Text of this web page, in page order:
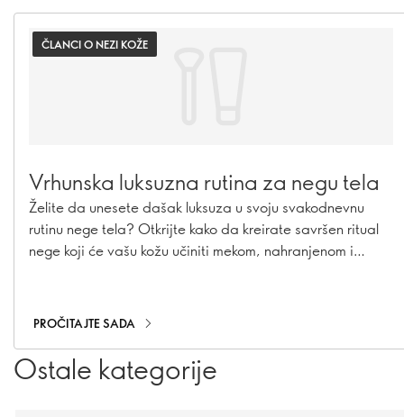
ČLANCI O NEZI KOŽE
Vrhunska luksuzna rutina za negu tela
Želite da unesete dašak luksuza u svoju svakodnevnu
rutinu nege tela? Otkrijte kako da kreirate savršen ritual
nege koji će vašu kožu učiniti mekom, nahranjenom i
pravi trenutak opuštanja i uživanja.
PROČITAJTE SADA
Ostale kategorije